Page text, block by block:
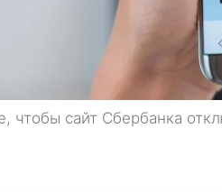
чтобы сайт Сбербанка